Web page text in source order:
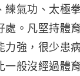
練氣功、太極
。凡堅持體
力強，很少患
一般沒經過體